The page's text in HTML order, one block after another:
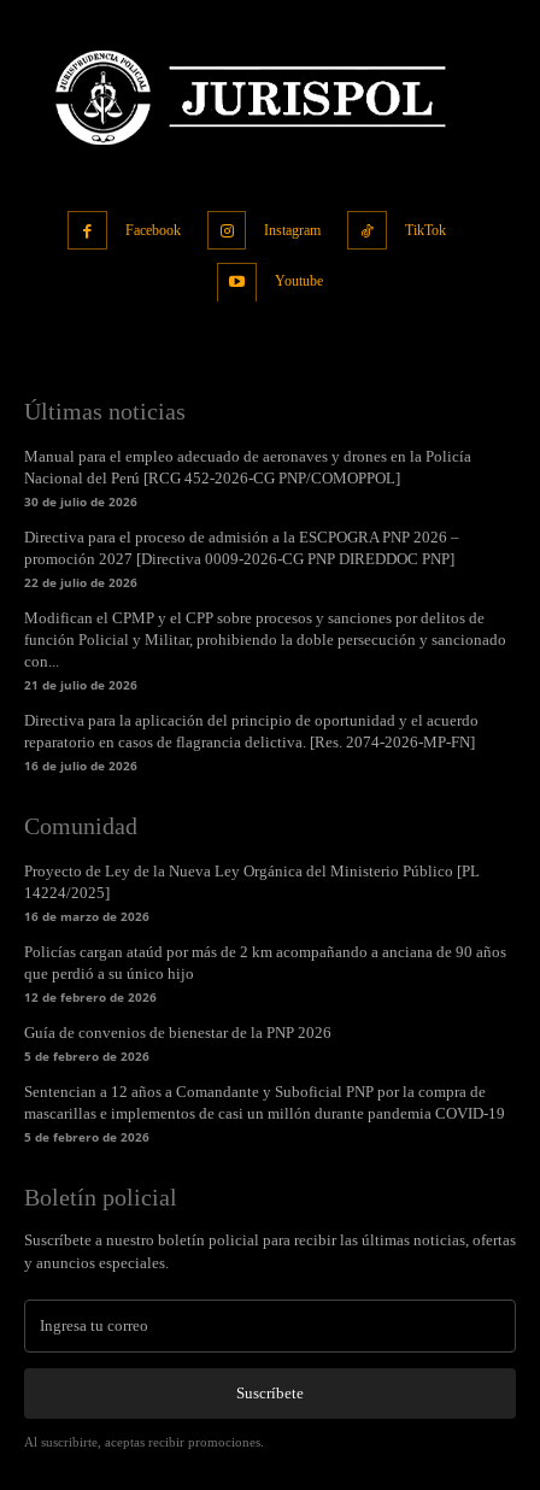
Facebook Instagram TikTok
Youtube
Últimas noticias
Manual para el empleo adecuado de aeronaves y drones en la Policía
Nacional del Perú [RCG 452-2026-CG PNP/COMOPPOL]
30 de julio de 2026
Directiva para el proceso de admisión a la ESCPOGRA PNP 2026 –
promoción 2027 [Directiva 0009-2026-CG PNP DIREDDOC PNP]
22 de julio de 2026
Modifican el CPMP y el CPP sobre procesos y sanciones por delitos de
función Policial y Militar, prohibiendo la doble persecución y sancionado
con...
21 de julio de 2026
Directiva para la aplicación del principio de oportunidad y el acuerdo
reparatorio en casos de flagrancia delictiva. [Res. 2074-2026-MP-FN]
16 de julio de 2026
Comunidad
Proyecto de Ley de la Nueva Ley Orgánica del Ministerio Público [PL
14224/2025]
16 de marzo de 2026
Policías cargan ataúd por más de 2 km acompañando a anciana de 90 años
que perdió a su único hijo
12 de febrero de 2026
Guía de convenios de bienestar de la PNP 2026
5 de febrero de 2026
Sentencian a 12 años a Comandante y Suboficial PNP por la compra de
mascarillas e implementos de casi un millón durante pandemia COVID-19
5 de febrero de 2026
Boletín policial
Suscríbete a nuestro boletín policial para recibir las últimas noticias, ofertas
y anuncios especiales.
Suscríbete
Al suscribirte, aceptas recibir promociones.